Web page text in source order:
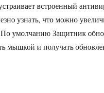
встроенный
узнать, что можно
По умолчанию Защитник
мышкой и получать
баз Защитника Windows»